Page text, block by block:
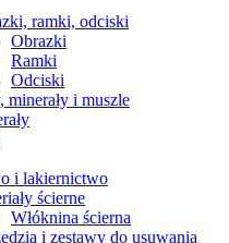
ramki, odciski
Obrazki
Ramki
Odciski
minerały i muszle
i lakiernictwo
ścierne
Włóknina ścierna
i zestawy do usuwania